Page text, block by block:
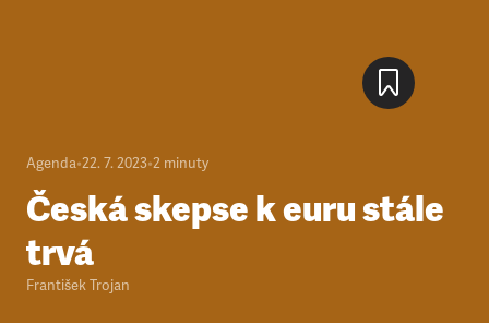
Agenda•22. 7. 2023•2 minuty
Česká skepse k euru stále
trvá
František Trojan